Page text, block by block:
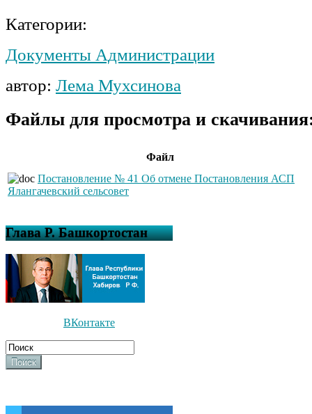
Категории:
Документы Администрации
автор: Лема Мухсинова
Файлы для просмотра и
Файл
Постановление № 41 Об отмене Постановления АСП
Ялангачевский сельсовет
Глава Р. Башкортостан
ВКонтакте
Поиск